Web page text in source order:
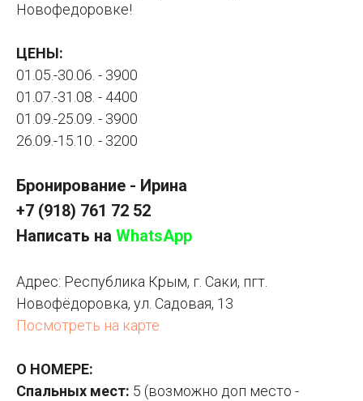
Новофедоровке!
ЦЕНЫ:
01.05.-30.06. - 3900
01.07.-31.08. - 4400
01.09.-25.09. - 3900
26.09.-15.10. - 3200
Бронирование - Ирина
+7 (918) 761 72 52
Написать на WhatsApp
Адрес: Республика Крым, г. Саки, пгт.
Новофёдоровка, ул. Садовая, 13
Посмотреть на карте
О НОМЕРЕ:
Спальных мест: 5 (возможно доп место -